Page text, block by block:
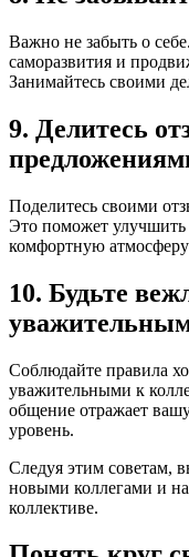
Важно не забыть о
саморазвития и
Занимайтесь своими
9. Делитесь
Поделитесь своими
Это поможет улучшить
комфортную атмосферу
10. Будьте
Соблюдайте правила
уважительными к
общение отражает
уровень.
Следуя этим советам,
новыми коллегами и
коллективе.